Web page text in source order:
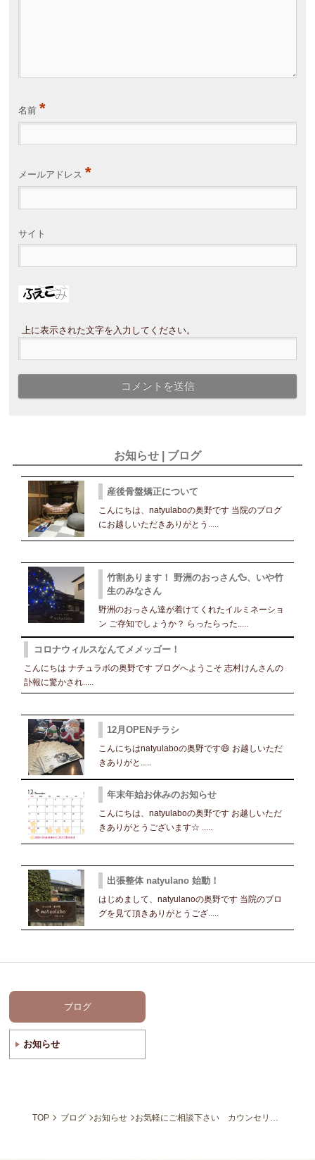
名前 *
メールアドレス *
サイト
上に表示された文字を入力してください。
お知らせ | ブログ
産後骨盤矯正について
こんにちは、natyulaboの奥野です 当院のブログ
にお越しいただきありがとう.....
竹割あります！ 野洲のおっさん🦆、いや竹
生のみなさん
野洲のおっさん達が着けてくれたイルミネーショ
ン ご存知でしょうか？ らったらった.....
コロナウィルスなんてメメッゴー！
こんにちは ナチュラボの奥野です ブログへようこそ 志村けんさんの
訃報に驚かされ.....
12月OPENチラシ
こんにちはnatyulaboの奥野です😄 お越しいただ
きありがと.....
年末年始お休みのお知らせ
こんにちは、natyulaboの奥野です お越しいただ
きありがとうございます☆ .....
出張整体 natyulano 始動！
はじめまして、natyulanoの奥野です 当院のブロ
グを見て頂きありがとうござ.....
ブログ
お知らせ
TOP ブログ お知らせ お気軽にご相談下さい カウンセリング無料